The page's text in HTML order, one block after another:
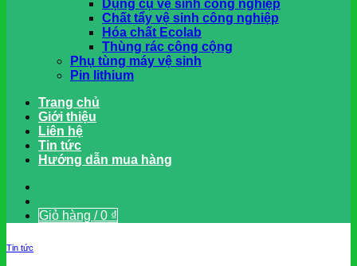
Dụng cụ vệ sinh công nghiệp
Chất tẩy vệ sinh công nghiệp
Hóa chất Ecolab
Thùng rác công cộng
Phụ tùng máy vệ sinh
Pin lithium
Trang chủ
Giới thiệu
Liên hệ
Tin tức
Hướng dẫn mua hàng
Giỏ hàng /0 ₫
Tin tức